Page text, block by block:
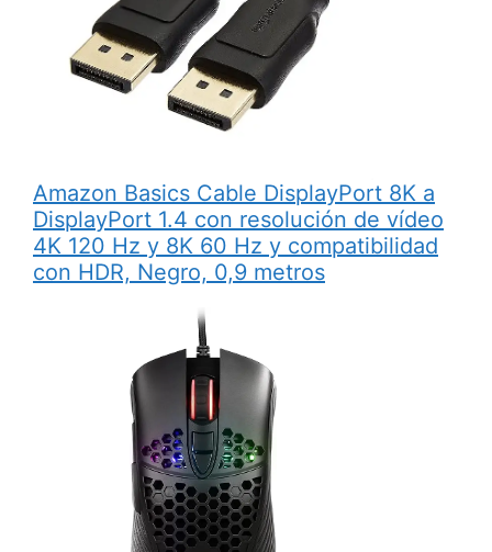
Amazon Basics Cable DisplayPort 8K a
DisplayPort 1.4 con resolución de vídeo
4K 120 Hz y 8K 60 Hz y compatibilidad
con HDR, Negro, 0,9 metros